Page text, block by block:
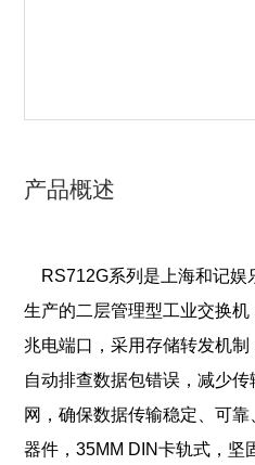
产品概述
RS712G系列是上海和记娱
生产的二层管理型工业交换
兆电端口，采用存储转发机制
自动排查数据包错误，减少
网，确保数据传输稳定、可
器件，35MM DIN卡轨式，坚